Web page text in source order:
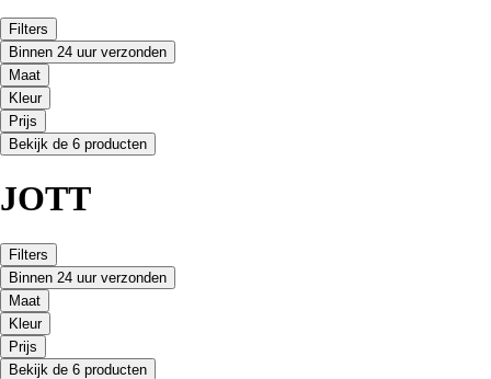
Filters
Binnen 24 uur verzonden
Maat
Kleur
Prijs
Bekijk de 6 producten
JOTT
Filters
Binnen 24 uur verzonden
Maat
Kleur
Prijs
Bekijk de 6 producten